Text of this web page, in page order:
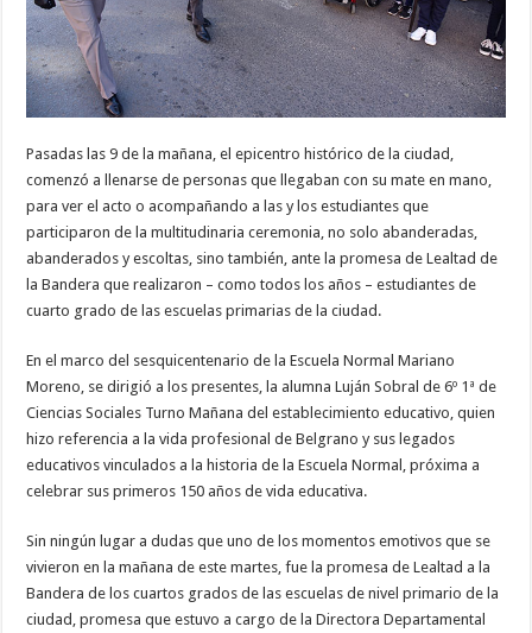
Pasadas las 9 de la mañana, el epicentro histórico de la ciudad,
comenzó a llenarse de personas que llegaban con su mate en mano,
para ver el acto o acompañando a las y los estudiantes que
participaron de la multitudinaria ceremonia, no solo abanderadas,
abanderados y escoltas, sino también, ante la promesa de Lealtad de
la Bandera que realizaron – como todos los años – estudiantes de
cuarto grado de las escuelas primarias de la ciudad.
En el marco del sesquicentenario de la Escuela Normal Mariano
Moreno, se dirigió a los presentes, la alumna Luján Sobral de 6º 1ª de
Ciencias Sociales Turno Mañana del establecimiento educativo, quien
hizo referencia a la vida profesional de Belgrano y sus legados
educativos vinculados a la historia de la Escuela Normal, próxima a
celebrar sus primeros 150 años de vida educativa.
Sin ningún lugar a dudas que uno de los momentos emotivos que se
vivieron en la mañana de este martes, fue la promesa de Lealtad a la
Bandera de los cuartos grados de las escuelas de nivel primario de la
ciudad, promesa que estuvo a cargo de la Directora Departamental